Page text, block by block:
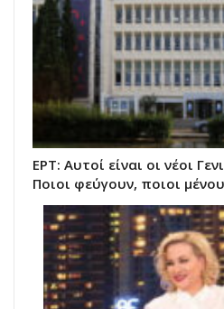
ΕΡΤ: Αυτοί είναι οι νέοι
Ποιοι φεύγουν, ποιοι